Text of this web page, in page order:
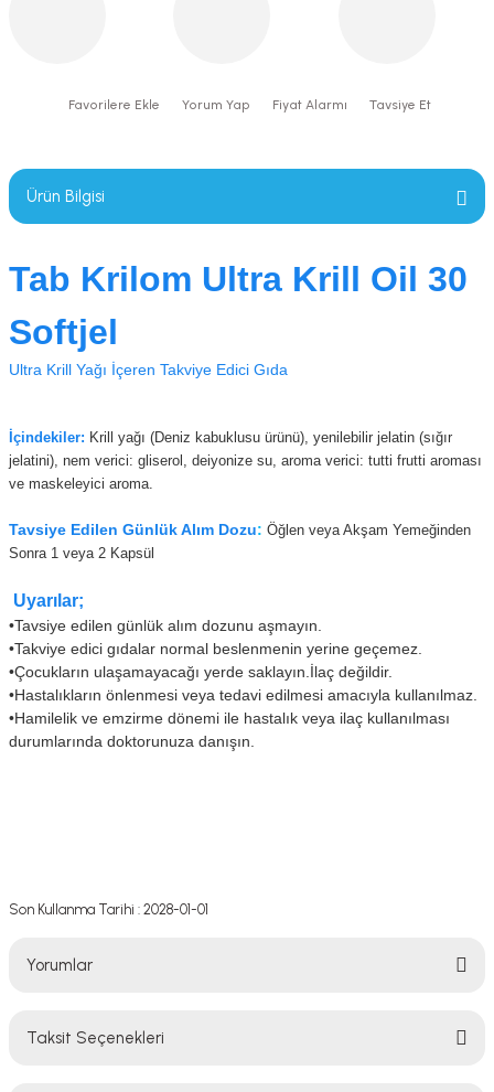
Yorum Yap Fiyat Alarmı Tavsiye Et
Ürün Bilgisi
Tab Krilom Ultra Krill Oil 30
Softjel
Ultra Krill Yağı İçeren Takviye Edici Gıda
İçindekiler: Krill yağı (Deniz kabuklusu ürünü), yenilebilir jelatin (sığır
jelatini), nem verici: gliserol, deiyonize su, aroma verici: tutti frutti aroması
ve maskeleyici aroma.
Tavsiye Edilen Günlük Alım Dozu: Öğlen veya Akşam Yemeğinden
Sonra 1 veya 2 Kapsül
Uyarılar;
•Tavsiye edilen günlük alım dozunu aşmayın.
•Takviye edici gıdalar normal beslenmenin yerine geçemez.
•Çocukların ulaşamayacağı yerde saklayın.İlaç değildir.
•Hastalıkların önlenmesi veya tedavi edilmesi amacıyla kullanılmaz.
•Hamilelik ve emzirme dönemi ile hastalık veya ilaç kullanılması
durumlarında doktorunuza danışın.
Son Kullanma Tarihi : 2028-01-01
Yorumlar
Taksit Seçenekleri